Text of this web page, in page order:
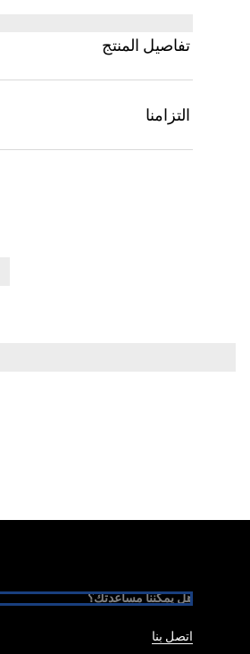
تفاصيل المنتج
التزامنا
هل يمكننا مساعدتك؟
اتصل بنا